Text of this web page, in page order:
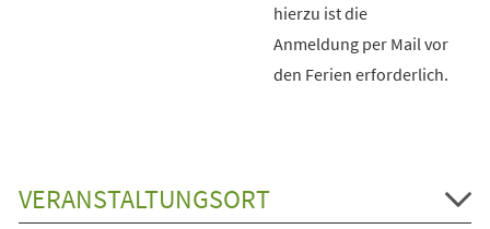
hierzu ist die
Anmeldung per Mail vor
den Ferien erforderlich.
VERANSTALTUNGSORT